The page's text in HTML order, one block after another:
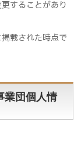
することがあり
載された時点で
業団個人情